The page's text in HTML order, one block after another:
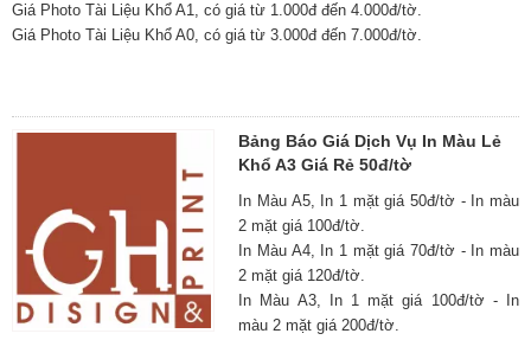
Giá Photo Tài Liệu Khổ A1, có giá từ 1.000đ đến 4.000đ/tờ.
Giá Photo Tài Liệu Khổ A0, có giá từ 3.000đ đến 7.000đ/tờ.
Bảng Báo Giá Dịch Vụ In Màu Lẻ
Khổ A3 Giá Rẻ 50đ/tờ
In Màu A5, In 1 mặt giá 50đ/tờ - In màu
2 mặt giá 100đ/tờ.
In Màu A4, In 1 mặt giá 70đ/tờ - In màu
2 mặt giá 120đ/tờ.
In Màu A3, In 1 mặt giá 100đ/tờ - In
màu 2 mặt giá 200đ/tờ.